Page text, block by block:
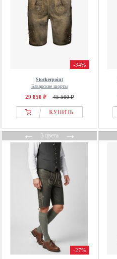
-34%
Stockerpoint
Баварские шорты
29 850 ₽ 45 560 ₽
КУПИТЬ
←3 цвета→
-27%